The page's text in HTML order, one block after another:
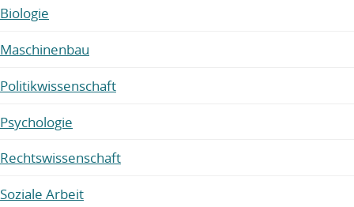
Biologie
Maschinenbau
Politikwissenschaft
Psychologie
Rechtswissenschaft
Soziale Arbeit